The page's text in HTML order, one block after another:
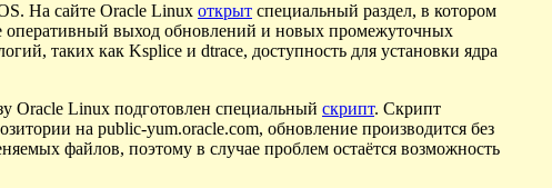
На сайте Oracle Linux открыт специальный раздел, в котором
оперативный выход обновлений и новых промежуточных
таких как Ksplice и dtrace, доступность для установки ядра
Oracle Linux подготовлен специальный скрипт. Скрипт
на public-yum.oracle.com, обновление производится без
файлов, поэтому в случае проблем остаётся возможность